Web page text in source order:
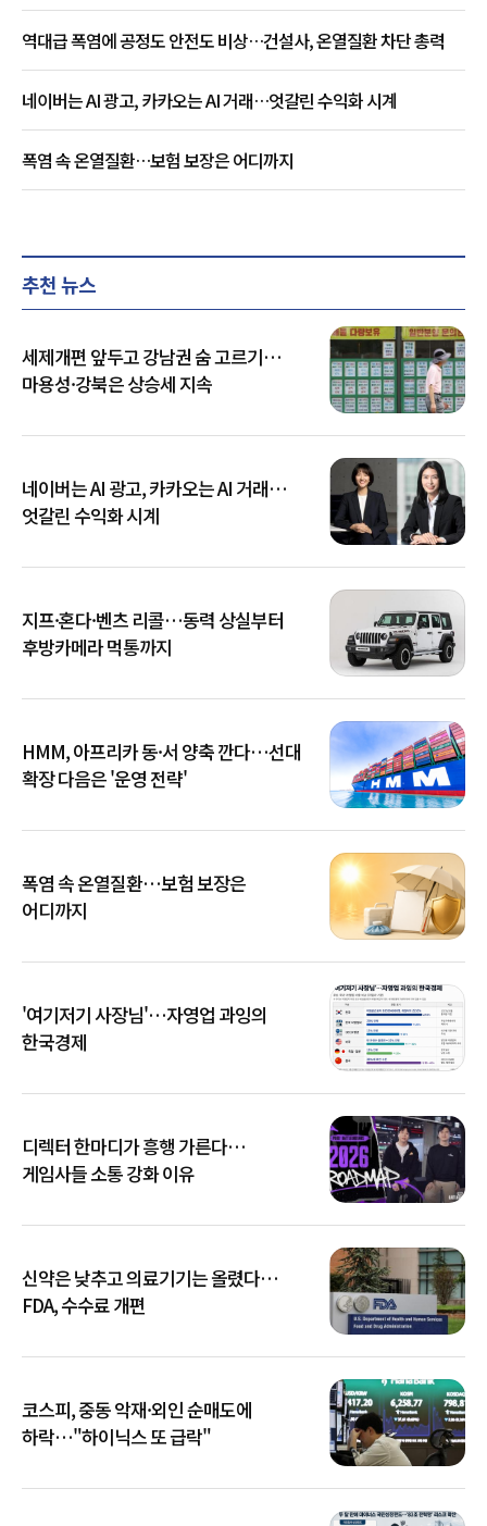
역대급 폭염에 공정도 안전도 비상…건설사, 온열질환 차단 총력
네이버는 AI 광고, 카카오는 AI 거래…엇갈린 수익화 시계
폭염 속 온열질환…보험 보장은 어디까지
추천 뉴스
세제개편 앞두고 강남권 숨 고르기…
마용성·강북은 상승세 지속
네이버는 AI 광고, 카카오는 AI 거래…
엇갈린 수익화 시계
지프·혼다·벤츠 리콜…동력 상실부터
후방카메라 먹통까지
HMM, 아프리카 동·서 양축 깐다…선대
확장 다음은 '운영 전략'
폭염 속 온열질환…보험 보장은
어디까지
'여기저기 사장님'…자영업 과잉의
한국경제
디렉터 한마디가 흥행 가른다…
게임사들 소통 강화 이유
신약은 낮추고 의료기기는 올렸다…
FDA, 수수료 개편
코스피, 중동 악재·외인 순매도에
하락…"하이닉스 또 급락"